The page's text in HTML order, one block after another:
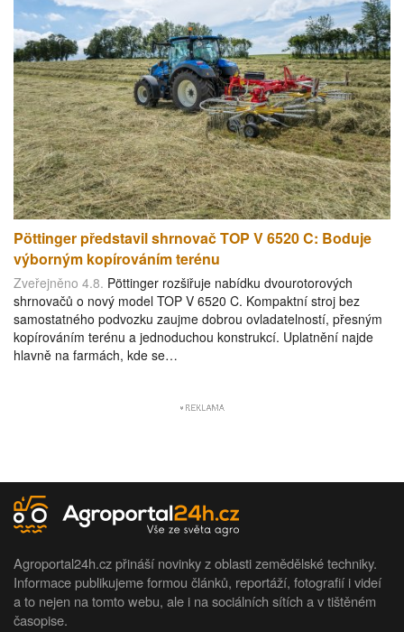
Pöttinger představil shrnovač TOP V 6520 C: Boduje
výborným kopírováním terénu
Zveřejněno 4.8. Pöttinger rozšiřuje nabídku dvourotorových
shrnovačů o nový model TOP V 6520 C. Kompaktní stroj bez
samostatného podvozku zaujme dobrou ovladatelností, přesným
kopírováním terénu a jednoduchou konstrukcí. Uplatnění najde
hlavně na farmách, kde se…
Agroportal24h.cz přináší novinky z oblasti zemědělské techniky.
Informace publikujeme formou článků, reportáží, fotografií i videí
a to nejen na tomto webu, ale i na sociálních sítích a v tištěném
časopise.